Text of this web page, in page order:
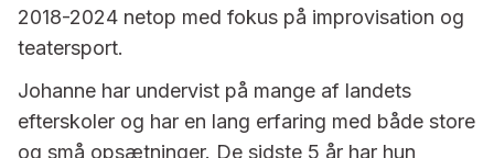
2018-2024 netop med fokus på improvisation og
teatersport.
Johanne har undervist på mange af landets
efterskoler og har en lang erfaring med både store
og små opsætninger. De sidste 5 år har hun